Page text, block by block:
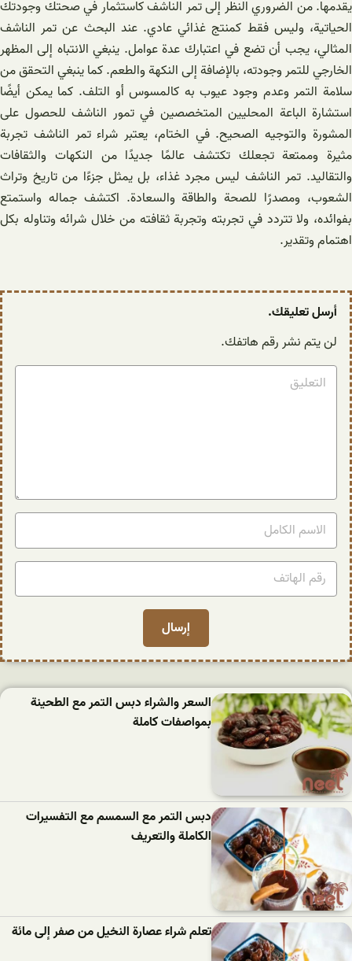
يقدمها. من الضروري النظر إلى تمر الناشف كاستثمار في صحتك وجودتك
الحياتية، وليس فقط كمنتج غذائي عادي. عند البحث عن تمر الناشف
المثالي، يجب أن تضع في اعتبارك عدة عوامل. ينبغي الانتباه إلى المظهر
الخارجي للتمر وجودته، بالإضافة إلى النكهة والطعم. كما ينبغي التحقق من
سلامة التمر وعدم وجود عيوب به كالمسوس أو التلف. كما يمكن أيضًا
استشارة الباعة المحليين المتخصصين في تمور الناشف للحصول على
المشورة والتوجيه الصحيح. في الختام، يعتبر شراء تمر الناشف تجربة
مثيرة وممتعة تجعلك تكتشف عالمًا جديدًا من النكهات والثقافات
والتقاليد. تمر الناشف ليس مجرد غذاء، بل يمثل جزءًا من تاريخ وتراث
الشعوب، ومصدرًا للصحة والطاقة والسعادة. اكتشف جماله واستمتع
بفوائده، ولا تتردد في تجربته وتجربة ثقافته من خلال شرائه وتناوله بكل
اهتمام وتقدير.
أرسل تعليقك.
لن يتم نشر رقم هاتفك.
السعر والشراء دبس التمر مع الطحينة
بمواصفات كاملة
دبس التمر مع السمسم مع التفسيرات
الكاملة والتعريف
تعلم شراء عصارة النخيل من صفر إلى مائة